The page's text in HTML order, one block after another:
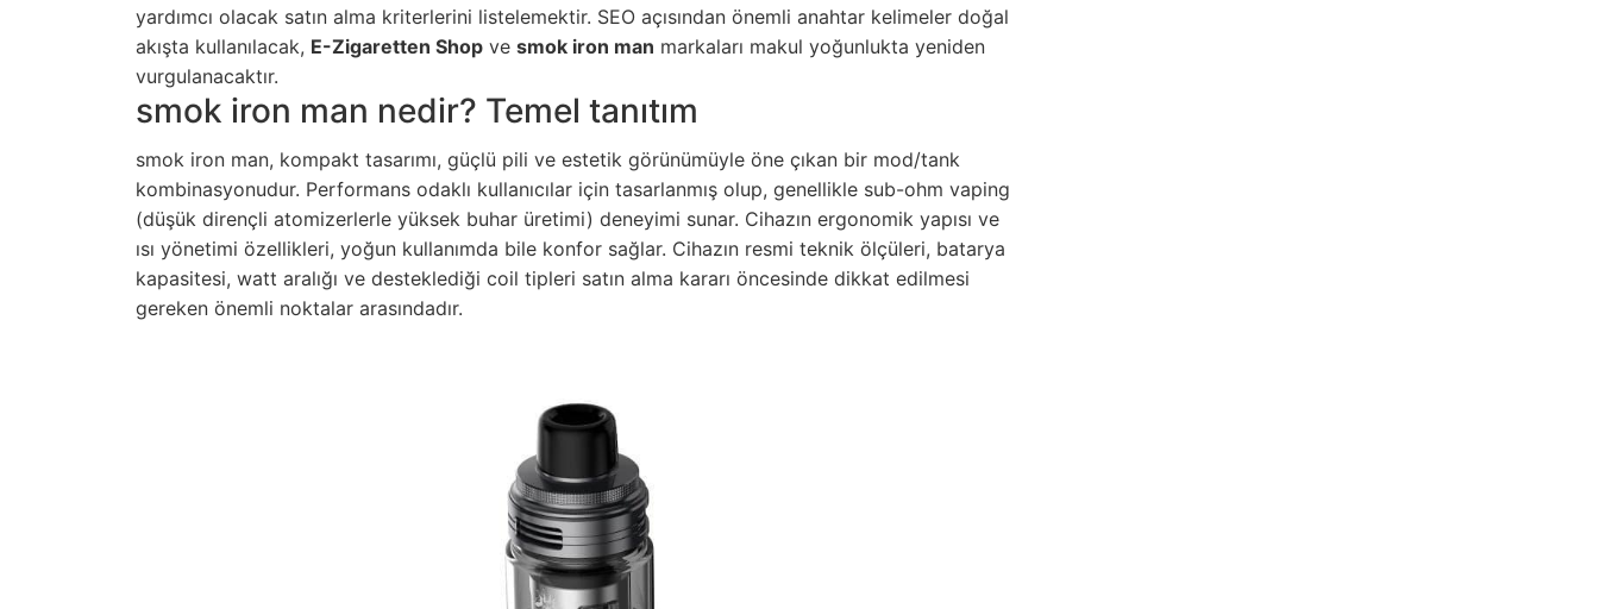
yardımcı olacak satın alma kriterlerini listelemektir. SEO açısından önemli anahtar kelimeler doğal
akışta kullanılacak, E-Zigaretten Shop ve smok iron man markaları makul yoğunlukta yeniden
vurgulanacaktır.
smok iron man nedir? Temel tanıtım
smok iron man, kompakt tasarımı, güçlü pili ve estetik görünümüyle öne çıkan bir mod/tank
kombinasyonudur. Performans odaklı kullanıcılar için tasarlanmış olup, genellikle sub-ohm vaping
(düşük dirençli atomizerlerle yüksek buhar üretimi) deneyimi sunar. Cihazın ergonomik yapısı ve
ısı yönetimi özellikleri, yoğun kullanımda bile konfor sağlar. Cihazın resmi teknik ölçüleri, batarya
kapasitesi, watt aralığı ve desteklediği coil tipleri satın alma kararı öncesinde dikkat edilmesi
gereken önemli noktalar arasındadır.